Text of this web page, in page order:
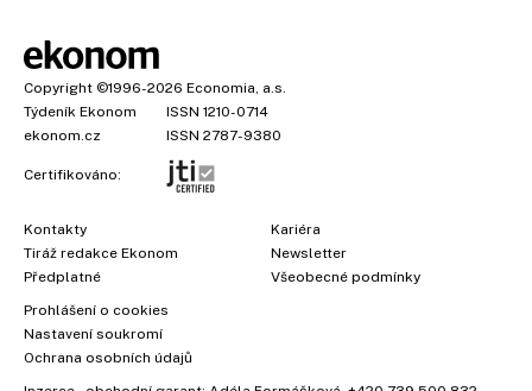
Copyright ©1996-2026 Economia, a.s.
Týdeník Ekonom
ISSN 1210-0714
ekonom.cz
ISSN 2787-9380
Certifikováno:
Kontakty
Tiráž redakce Ekonom
Předplatné
Kariéra
Newsletter
Všeobecné podmínky
Prohlášení o cookies
Nastavení soukromí
Ochrana osobních údajů